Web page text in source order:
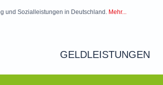
und Sozialleistungen in Deutschland. Mehr...
GELDLEISTUNGEN